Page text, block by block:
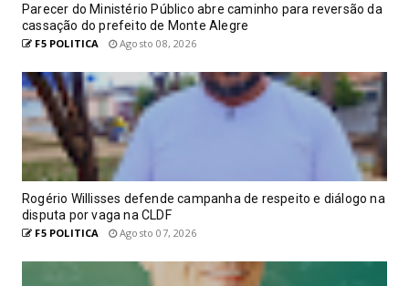
Parecer do Ministério Público abre caminho para reversão da
cassação do prefeito de Monte Alegre
F5 POLITICA Agosto 08, 2026
Rogério Willisses defende campanha de respeito e diálogo na
disputa por vaga na CLDF
F5 POLITICA Agosto 07, 2026